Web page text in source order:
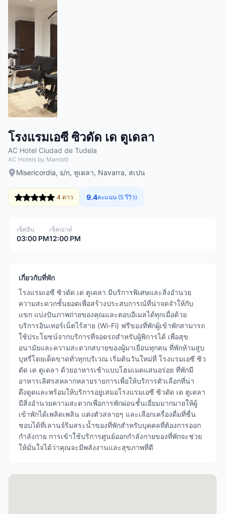
โรงแรมเอซี ซิวดัด เด ตูเดลา
AC Hotel Ciudad de Tudela
AC Hotels by Marriott
Misericordia, s/n, ทูเดลา, Navarra, สเปน
4 ดาว 9.4คะแนน (5 รีวิว)
เช็คอิน
03:00 PM
เช็คเอาต์
12:00 PM
เกี่ยวกับที่พัก
โรงแรมเอซี ซิวดัด เด ตูเดลา มีบริการพิเศษและสิ่งอำนวย
ความสะดวกชั้นยอดเพื่อสร้างประสบการณ์ที่น่าจดจำให้กับ
แขก แบ่งปันภาพถ่ายของคุณและตอบอีเมลได้ทุกเมื่อด้วย
บริการอินเทอร์เน็ตไร้สาย (Wi-Fi) ฟรีของที่พักผู้เข้าพักสามารถ
ใช้ประโยชน์จากบริการที่จอดรถสำหรับผู้พิการได้ เพื่อสุข
อนามัยและความสะดวกสบายของผู้มาเยือนทุกคน ที่พักห้ามสูบ
บุหรี่โดยเด็ดขาดทั่วทุกบริเวณ เริ่มต้นวันใหม่ที่ โรงแรมเอซี ซิว
ดัด เด ตูเดลา ด้วยอาหารเช้าแบบโฮมเมดแสนอร่อย ที่พักมี
อาหารเลิศรสหลากหลายรายการเพื่อให้บริการตัวเลือกที่น่า
ดึงดูดและพร้อมให้บริการอยู่เสมอโรงแรมเอซี ซิวดัด เด ตูเดลา
มีสิ่งอำนวยความสะดวกเพื่อการพักผ่อนชั้นเยี่ยมมากมายให้ผู้
เข้าพักได้เพลิดเพลิน แต่งตัวสลายๆ และเลือกเครื่องดื่มที่ชื่น
ชอบได้ที่เลานจ์ริมสระน้ำของที่พักสำหรับบุคคลที่ต้องการออก
กำลังกาย การเข้าใช้บริการศูนย์ออกกำลังกายของที่พักจะช่วย
ให้มั่นใจได้ว่าคุณจะมีพลังงานและสุขภาพที่ดี